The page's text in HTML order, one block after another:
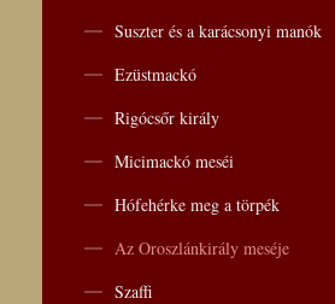
Suszter és a karácsonyi manók
Ezüstmackó
Rigócsőr király
Micimackó meséi
Hófehérke meg a törpék
Az Oroszlánkirály meséje
Szaffi